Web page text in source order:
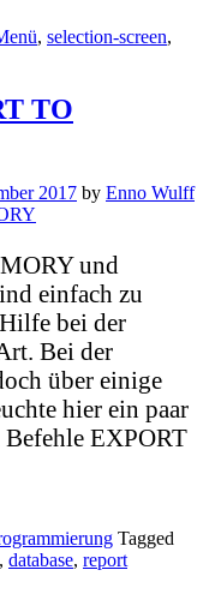
, selection-screen,
TO
2017 by Enno Wulff
und
einfach zu
bei der
Bei der
über einige
hier ein paar
Befehle EXPORT
Tagged
, database, report